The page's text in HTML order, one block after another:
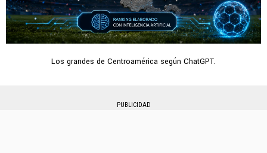
Los grandes de Centroamérica según ChatGPT.
PUBLICIDAD